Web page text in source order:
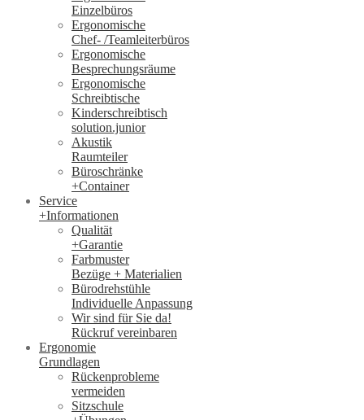
Einzelbüros
Ergonomische
Chef- /Teamleiterbüros
Ergonomische
Besprechungsräume
Ergonomische
Schreibtische
Kinderschreibtisch
solution.junior
Akustik
Raumteiler
Büroschränke
+Container
Service
+Informationen
Qualität
+Garantie
Farbmuster
Bezüge + Materialien
Bürodrehstühle
Individuelle Anpassung
Wir sind für Sie da!
Rückruf vereinbaren
Ergonomie
Grundlagen
Rückenprobleme
vermeiden
Sitzschule